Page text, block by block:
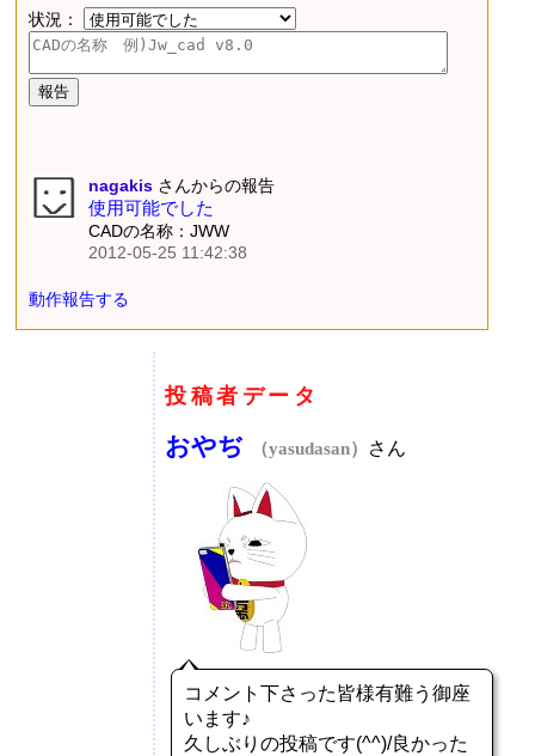
状況：
nagakis さんからの報告
使用可能でした
CADの名称：JWW
2012-05-25 11:42:38
動作報告する
投稿者データ
おやぢ （yasudasan） さん
コメント下さった皆様有難う御座
います♪
久しぶりの投稿です(^^)/良かった